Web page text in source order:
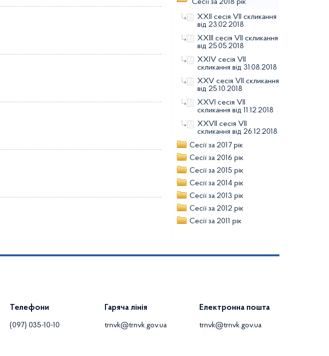
Сесії за 2018 рік
XХІІ сесія VІІ скликання
від 23.02.2018
XХІІІ сесія VІІ скликання
від 25.05.2018
XXIV сесія VII
скликання від 31.08.2018
XXV сесія VII скликання
від 25.10.2018
XXVІ сесія VII
скликання від 11.12.2018
XXVІІ сесія VII
скликання від 26.12.2018
Сесії за 2017 рік
Сесії за 2016 рік
Сесії за 2015 рік
Сесії за 2014 рік
Сесії за 2013 рік
Сесії за 2012 рік
Сесії за 2011 рік
Телефони
(097) 035-10-10
Гаряча лінія
trnvk@trnvk.gov.ua
Електронна пошта
trnvk@trnvk.gov.ua